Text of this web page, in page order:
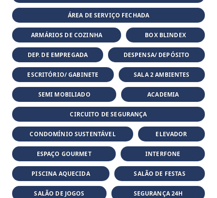
ÁREA DE SERVIÇO FECHADA
ARMÁRIOS DE COZINHA BOX BLINDEX
DEP. DE EMPREGADA DESPENSA/ DEPÓSITO
ESCRITÓRIO/ GABINETE SALA 2 AMBIENTES
SEMI MOBILIADO ACADEMIA
CIRCUITO DE SEGURANÇA
CONDOMÍNIO SUSTENTÁVEL ELEVADOR
ESPAÇO GOURMET INTERFONE
PISCINA AQUECIDA SALÃO DE FESTAS
SALÃO DE JOGOS SEGURANÇA 24H